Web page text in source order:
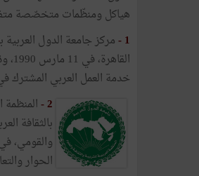
هياكل ومنظّمات متخصّصة
1
-مركز جامعة الدول
خدمة العمل العربي المشترك
2
-
بالثقافة
والقومي،
الحوار